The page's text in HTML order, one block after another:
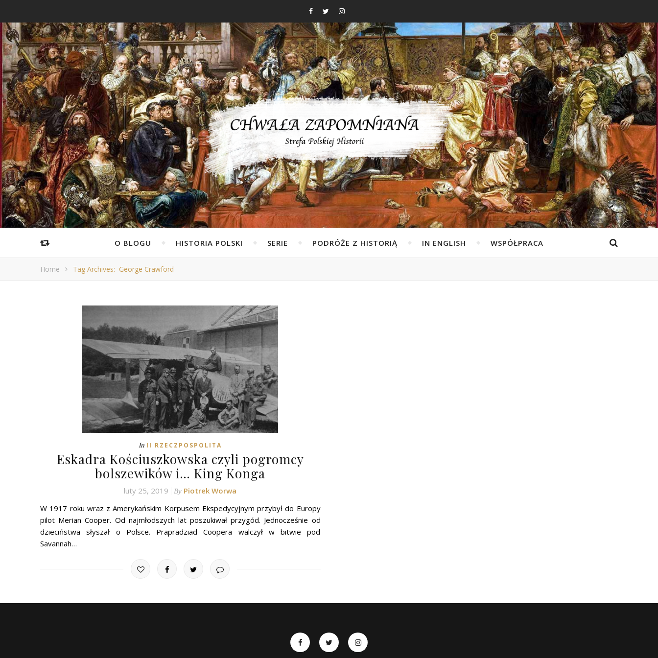
O BLOGU HISTORIA POLSKI SERIE PODRÓŻE Z HISTORIĄ IN ENGLISH WSPÓŁPRACA
Home Tag Archives: George Crawford
In II RZECZPOSPOLITA
Eskadra Kościuszkowska czyli pogromcy
bolszewików i… King Konga
luty 25, 2019 By Piotrek Worwa
W 1917 roku wraz z Amerykańskim Korpusem Ekspedycyjnym przybył do Europy
pilot Merian Cooper. Od najmłodszych lat poszukiwał przygód. Jednocześnie od
dzieciństwa słyszał o Polsce. Prapradziad Coopera walczył w bitwie pod
Savannah…